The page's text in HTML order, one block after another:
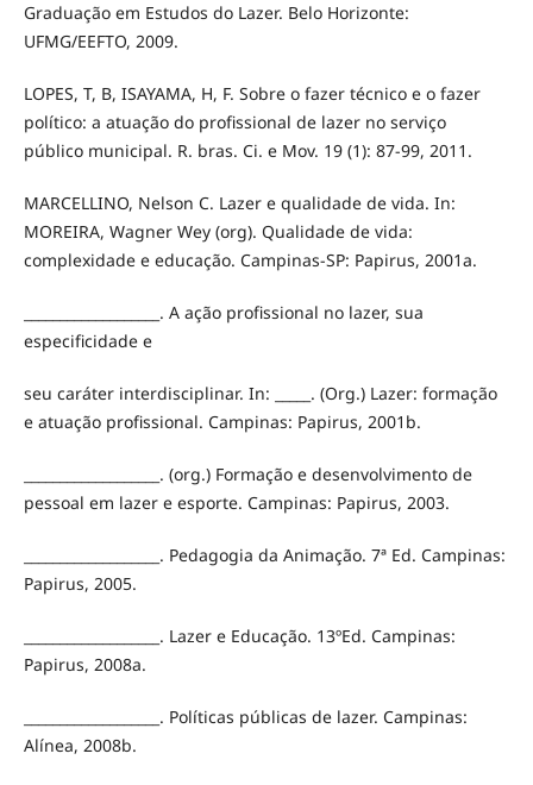
Graduação em Estudos do Lazer. Belo Horizonte:
UFMG/EEFTO, 2009.
LOPES, T, B, ISAYAMA, H, F. Sobre o fazer técnico e o fazer
político: a atuação do profissional de lazer no serviço
público municipal. R. bras. Ci. e Mov. 19 (1): 87-99, 2011.
MARCELLINO, Nelson C. Lazer e qualidade de vida. In:
MOREIRA, Wagner Wey (org). Qualidade de vida:
complexidade e educação. Campinas-SP: Papirus, 2001a.
___________________. A ação profissional no lazer, sua
especificidade e
seu caráter interdisciplinar. In: _____. (Org.) Lazer: formação
e atuação profissional. Campinas: Papirus, 2001b.
___________________. (org.) Formação e desenvolvimento de
pessoal em lazer e esporte. Campinas: Papirus, 2003.
___________________. Pedagogia da Animação. 7ª Ed. Campinas:
Papirus, 2005.
___________________. Lazer e Educação. 13ºEd. Campinas:
Papirus, 2008a.
___________________. Políticas públicas de lazer. Campinas:
Alínea, 2008b.